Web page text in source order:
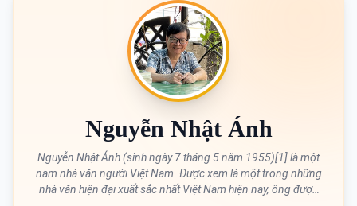
Nguyễn Nhật Ánh
Nguyễn Nhật Ánh (sinh ngày 7 tháng 5 năm 1955)[1] là một
nam nhà văn người Việt Nam. Được xem là một trong những
nhà văn hiện đại xuất sắc nhất Việt Nam hiện nay, ông được